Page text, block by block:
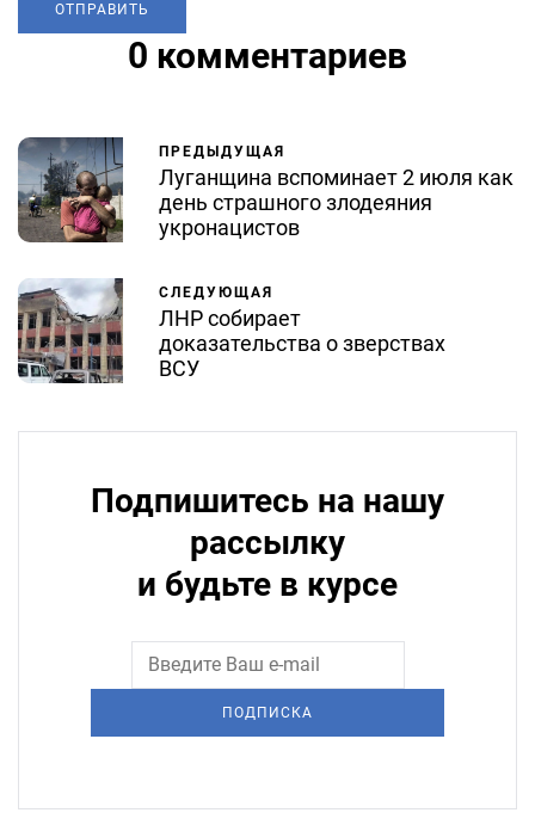
0 комментариев
ПРЕДЫДУЩАЯ
Луганщина вспоминает 2 июля как
день страшного злодеяния
укронацистов
СЛЕДУЮЩАЯ
ЛНР собирает
доказательства о зверствах
ВСУ
Подпишитесь на нашу
рассылку
и будьте в курсе
ПОДПИСКА